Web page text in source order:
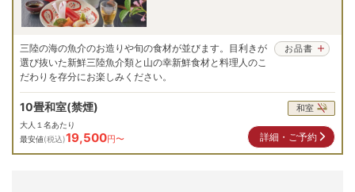
三陸の海の魚介のお造りや旬の食材が並びます。目利きが
選び抜いた新鮮三陸魚介類と山の幸新鮮食材と料理人のこ
だわりを存分にお楽しみください。
お品書
10畳和室(禁煙) 和室
詳細・ご予約
大人１名あたり
最安値(税込)19,500円〜